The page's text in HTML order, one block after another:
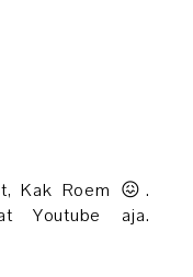
Kak Roem 😖.
Youtube aja.